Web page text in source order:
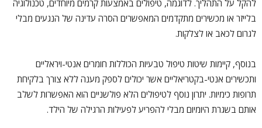
להקל על התהליך. לדוגמה, טיפולים באמצעות קרמים מיוחדים, טכנולוגיה
בלייזר או מכשירים מתקדמים המאפשרים הסרה עדינה של הנגעים מבלי
לגרום לכאב או לצלקות.
בנוסף, קיימות שיטות טיפול טבעיות הכוללות חומרים אנטי-ויראליים
ותכשירים אנטי-בקטריאליים אשר יכולים לספק מענה ללא צורך בלקיחת
תרופות כימיות. יתרון נוסף לטיפולים הלא פולשניים הוא האפשרות לשלב
אותם בשגרת היומיום מבלי להפריע לפעילות הרגילה של הילד.